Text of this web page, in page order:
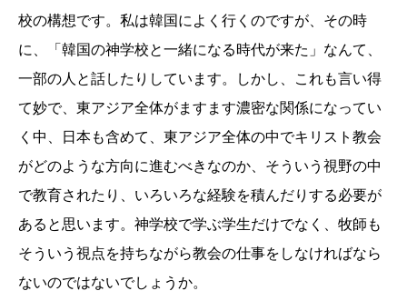
校の構想です。私は韓国によく行くのですが、その時
に、「韓国の神学校と一緒になる時代が来た」なんて、
一部の人と話したりしています。しかし、これも言い得
て妙で、東アジア全体がますます濃密な関係になってい
く中、日本も含めて、東アジア全体の中でキリスト教会
がどのような方向に進むべきなのか、そういう視野の中
で教育されたり、いろいろな経験を積んだりする必要が
あると思います。神学校で学ぶ学生だけでなく、牧師も
そういう視点を持ちながら教会の仕事をしなければなら
ないのではないでしょうか。